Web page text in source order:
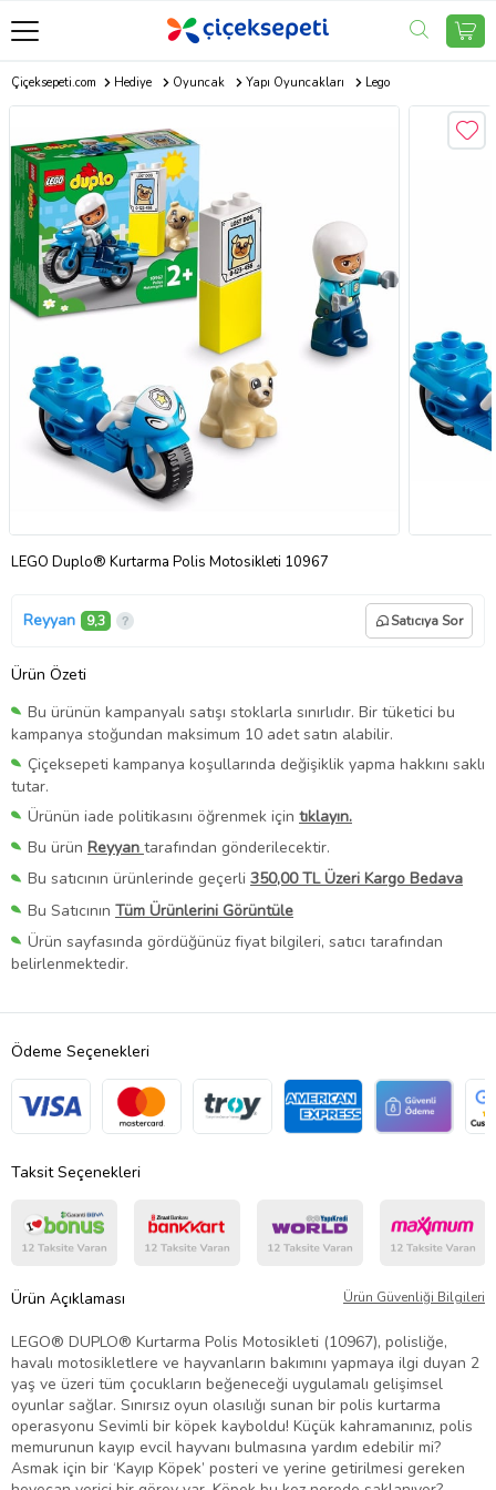
Çiçeksepeti.com Hediye Oyuncak Yapı Oyuncakları Lego
LEGO Duplo® Kurtarma Polis Motosikleti 10967
Reyyan 9,3 Satıcıya Sor
Ürün Özeti
Bu ürünün kampanyalı satışı stoklarla sınırlıdır. Bir tüketici bu
kampanya stoğundan maksimum 10 adet satın alabilir.
Çiçeksepeti kampanya koşullarında değişiklik yapma hakkını saklı
tutar.
Ürünün iade politikasını öğrenmek için tıklayın.
Bu ürün Reyyan tarafından gönderilecektir.
Bu satıcının ürünlerinde geçerli 350,00 TL Üzeri Kargo Bedava
Bu Satıcının Tüm Ürünlerini Görüntüle
Ürün sayfasında gördüğünüz fiyat bilgileri, satıcı tarafından
belirlenmektedir.
Ödeme Seçenekleri
Taksit Seçenekleri
Ürün Açıklaması Ürün Güvenliği Bilgileri
LEGO® DUPLO® Kurtarma Polis Motosikleti (10967), polisliğe,
havalı motosikletlere ve hayvanların bakımını yapmaya ilgi duyan 2
yaş ve üzeri tüm çocukların beğeneceği uygulamalı gelişimsel
oyunlar sağlar. Sınırsız oyun olasılığı sunan bir polis kurtarma
operasyonu Sevimli bir köpek kayboldu! Küçük kahramanınız, polis
memurunun kayıp evcil hayvanı bulmasına yardım edebilir mi?
Asmak için bir ‘Kayıp Köpek’ posteri ve yerine getirilmesi gereken